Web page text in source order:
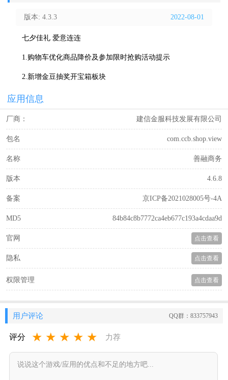
2022-08-01
版本: 4.3.3
七夕佳礼 爱意连连
1.购物车优化商品降价及参加限时抢购活动提示
2.新增金豆抽奖开宝箱板块
应用信息
厂商： 建信金服科技发展有限公司
包名 com.ccb.shop.view
名称 善融商务
版本 4.6.8
备案 京ICP备2021028005号-4A
MD5 84b84c8b7772ca4eb677c193a4cdaa9d
官网 点击查看
隐私 点击查看
权限管理 点击查看
用户评论 QQ群：833757943
评分 ★ ★ ★ ★ ★ 力荐